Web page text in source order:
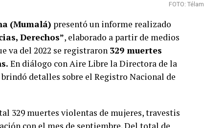
FOTO: Télam
(Mumalá) presentó un informe realizado
Derechos”, elaborado a partir de medios
va del 2022 se registraron 329 muertes
En diálogo con Aire Libre la Directora de la
detalles sobre el Registro Nacional de
329 muertes violentas de mujeres, travestis